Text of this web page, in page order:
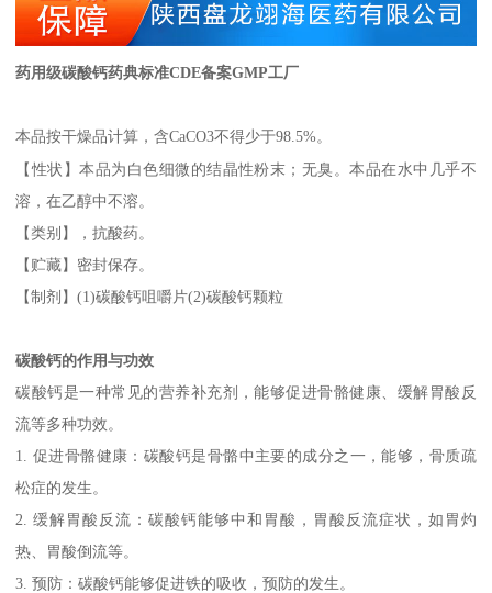
药用级碳酸钙药典标准CDE备案GMP工厂
本品按干燥品计算，含CaCO3不得少于98.5%。
【性状】本品为白色细微的结晶性粉末；无臭。本品在水中几乎不
溶，在乙醇中不溶。
【类别】，抗酸药。
【贮藏】密封保存。
【制剂】(1)碳酸钙咀嚼片(2)碳酸钙颗粒
碳酸钙的作用与功效
碳酸钙是一种常见的营养补充剂，能够促进骨骼健康、缓解胃酸反
流等多种功效。
1. 促进骨骼健康：碳酸钙是骨骼中主要的成分之一，能够，骨质疏
松症的发生。
2.缓解胃酸反流：碳酸钙能够中和胃酸，胃酸反流症状，如胃灼
热、胃酸倒流等。
3.预防：碳酸钙能够促进铁的吸收，预防的发生。